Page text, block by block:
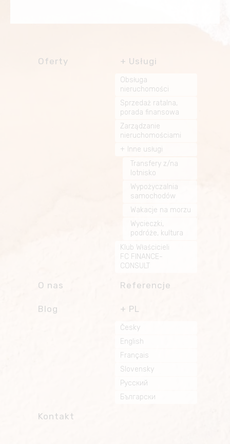
Oferty Usługi
Obsługa
nieruchomości
Sprzedaż ratalna,
porada finansowa
Zarządzanie
nieruchomościami
Inne usługi
Transfery z/na
lotnisko
Wypożyczalnia
samochodów
Wakacje na morzu
Wycieczki,
podróże, kultura
Klub Właścicieli
FC FINANCE-
CONSULT
O nas Referencje
Blog PL
Česky
English
Français
Slovensky
Русский
Български
Kontakt